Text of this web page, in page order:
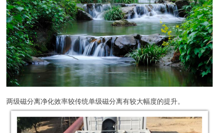
两级磁分离净化效率较传统单级磁分离有较大幅度的提升。